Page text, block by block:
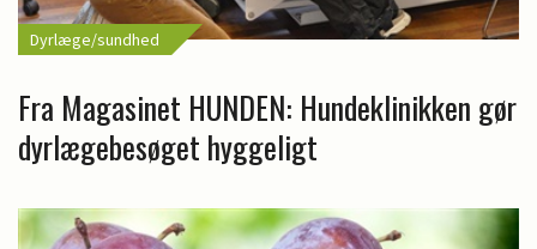
Dyrlæge/sundhed
Fra Magasinet HUNDEN: Hundeklinikken gør
dyrlægebesøget hyggeligt